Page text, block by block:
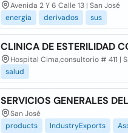
Avenida 2 Y 6 Calle 13 | San José
energia
derivados sus
CLINICA DE ESTERILIDAD
Hospital Cima,consultorio # 411 |
salud
SERVICIOS GENERALES
San José
products
IndustryExports